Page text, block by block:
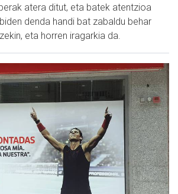
atera ditut, eta batek atentzioa
denda handi bat zabaldu behar
eta horren iragarkia da.